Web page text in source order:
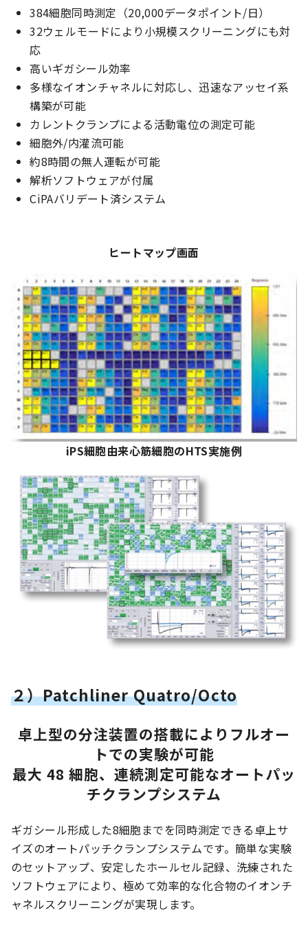
384細胞同時測定（20,000データポイント/日）
32ウェルモードにより小規模スクリーニングにも対
応
高いギガシール効率
多様なイオンチャネルに対応し、迅速なアッセイ系
構築が可能
カレントクランプによる活動電位の測定可能
細胞外/内灌流可能
約8時間の無人運転が可能
解析ソフトウェアが付属
CiPAバリデート済システム
ヒートマップ画面
iPS細胞由来心筋細胞のHTS実施例
２）Patchliner Quatro/Octo
卓上型の分注装置の搭載によりフルオー
トでの実験が可能
最大 48 細胞、連続測定可能なオートパッ
チクランプシステム
ギガシール形成した8細胞までを同時測定できる卓上サ
イズのオートパッチクランプシステムです。簡単な実験
のセットアップ、安定したホールセル記録、洗練された
ソフトウェアにより、極めて効率的な化合物のイオンチ
ャネルスクリーニングが実現します。